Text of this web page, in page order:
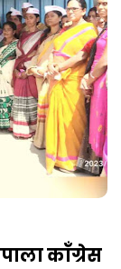
काँग्रेस